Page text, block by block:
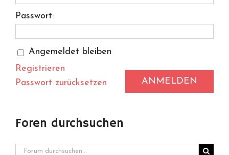
Passwort:
Angemeldet bleiben
ANMELDEN
Registrieren
Passwort zurücksetzen
Foren durchsuchen